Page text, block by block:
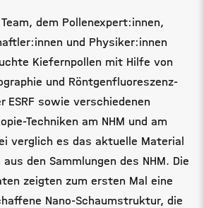
dem Pollenexpert:innen,
und Physiker:innen
Kiefernpollen mit Hilfe von
und Röntgenfluoreszenz-
ESRF sowie verschiedenen
Techniken am NHM und am
verglich es das aktuelle Material
den Sammlungen des NHM. Die
zeigten zum ersten Mal eine
Nano-Schaumstruktur, die